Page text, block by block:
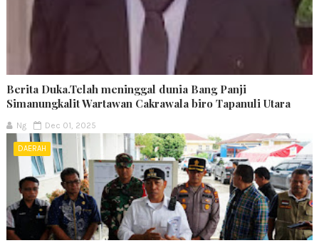
Berita Duka.Telah meninggal dunia Bang Panji
Simanungkalit Wartawan Cakrawala biro Tapanuli Utara
Ng Dec 01, 2025
DAERAH